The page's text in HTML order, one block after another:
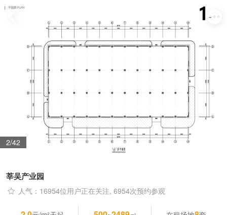
2/42
莘吴产业园
人气：16954位用户正在关注, 6954次预约参观